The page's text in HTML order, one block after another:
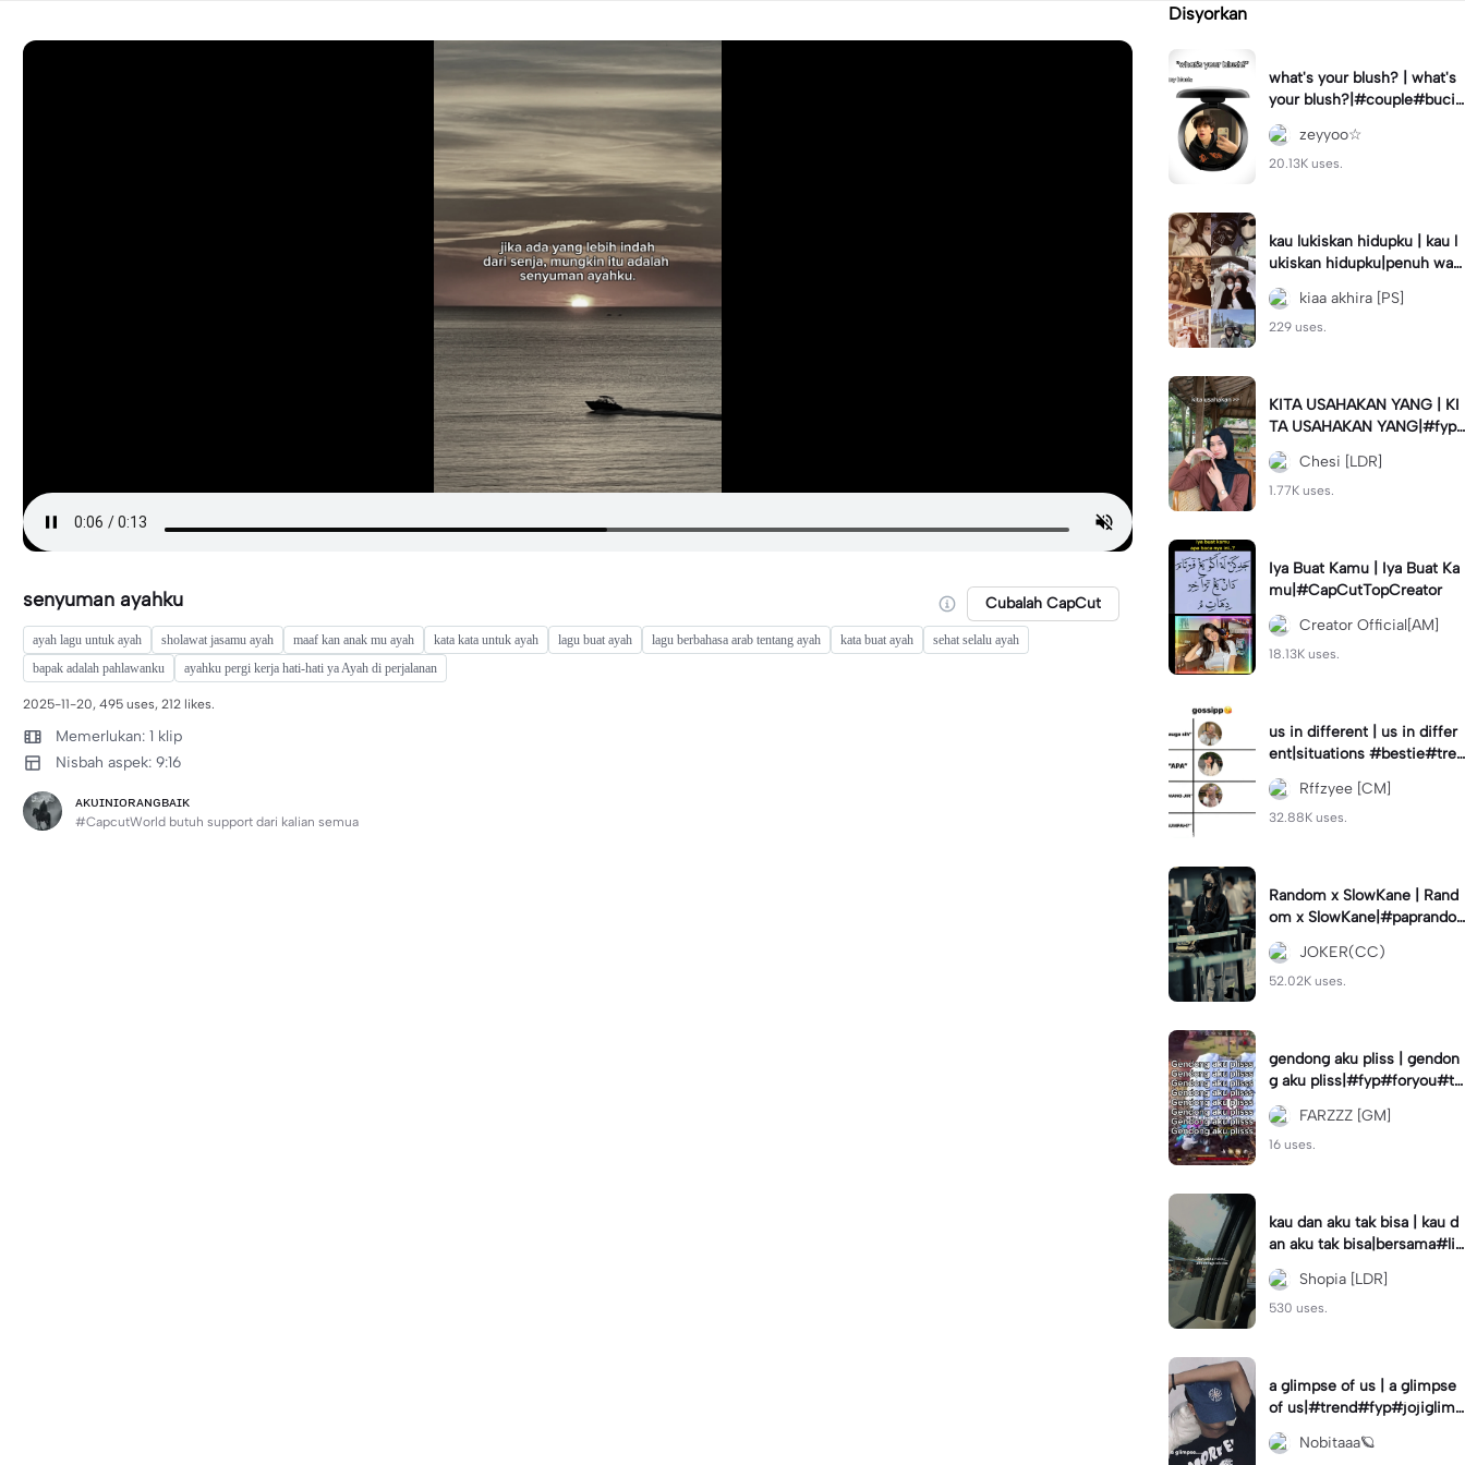
senyuman ayahku Cubalah CapCut
ayah lagu untuk ayah sholawat jasamu ayah maaf kan anak mu ayah kata kata untuk ayah lagu buat ayah lagu berbahasa arab tentang ayah kata buat ayah
sehat selalu ayah
bapak adalah pahlawanku
ayahku pergi kerja hati-hati ya Ayah di perjalanan
2025-11-20, 495 uses, 212 likes.
Memerlukan: 1 klip
Nisbah aspek: 9:16
ᴀᴋᴜɪɴɪᴏʀᴀɴɢʙᴀɪᴋ
#CapcutWorld butuh support dari kalian semua
Disyorkan
what's your blush? | what's
your blush?|#couple#bucin
#trend#boyfriend#fyp
zeyyoo☆
20.13K uses.
kau lukiskan hidupku | kau l
ukiskan hidupku|penuh war
na#ekspresikanramadan#b
estie#viral#trend#fyp
kiaa akhira [PS]
229 uses.
KITA USAHAKAN YANG | KI
TA USAHAKAN YANG|#fyp
#katakata#trend#viral
Chesi [LDR]
1.77K uses.
Iya Buat Kamu | Iya Buat Ka
mu|#CapCutTopCreator
Creator Official[AM]
18.13K uses.
us in different | us in differ
ent|situations #bestie#tren
d#trendtiktiktok
Rffzyee [CM]
32.88K uses.
Random x SlowKane | Rand
om x SlowKane|#paprando
m #6klip #estetik #fyp
JOKER(CC)
52.02K uses.
gendong aku pliss | gendon
g aku pliss|#fyp#foryou#tr
end#viral
FARZZZ [GM]
16 uses.
kau dan aku tak bisa | kau d
an aku tak bisa|bersama#liri
klagu#fyp#templatelirik
Shopia [LDR]
530 uses.
a glimpse of us | a glimpse
of us|#trend#fyp#jojiglimp
seofus#viral
Nobitaaa🪐